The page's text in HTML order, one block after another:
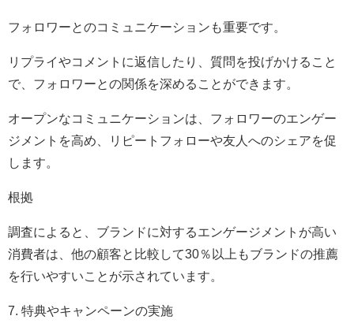
フォロワーとのコミュニケーションも重要です。
リプライやコメントに返信したり、質問を投げかけること
で、フォロワーとの関係を深めることができます。
オープンなコミュニケーションは、フォロワーのエンゲー
ジメントを高め、リピートフォローや友人へのシェアを促
します。
根拠
調査によると、ブランドに対するエンゲージメントが高い
消費者は、他の顧客と比較して30％以上もブランドの推薦
を行いやすいことが示されています。
7. 特典やキャンペーンの実施